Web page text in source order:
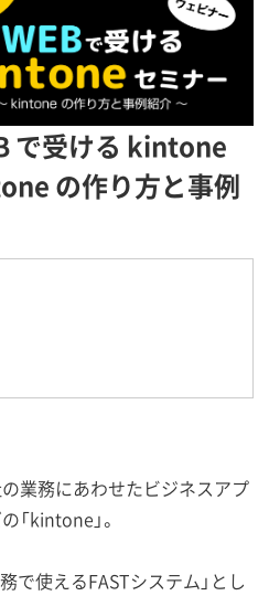
で受ける kintone
の作り方と事例
業務にあわせたビジネスアプ
「kintone」。
で使えるFASTシステム」とし